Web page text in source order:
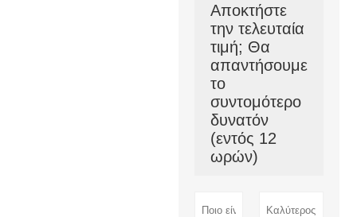
Αποκτήστε
την τελευταία
τιμή; Θα
απαντήσουμε
το
συντομότερο
δυνατόν
(εντός 12
ωρών)